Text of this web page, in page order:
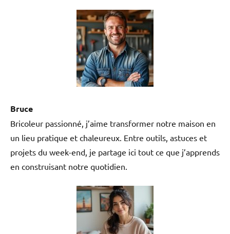
Bruce
Bricoleur passionné, j’aime transformer notre maison en
un lieu pratique et chaleureux. Entre outils, astuces et
projets du week-end, je partage ici tout ce que j’apprends
en construisant notre quotidien.